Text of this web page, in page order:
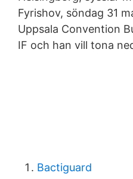
Fyrishov, söndag 31
Uppsala Convention
IF och han vill tona
Bactiguard